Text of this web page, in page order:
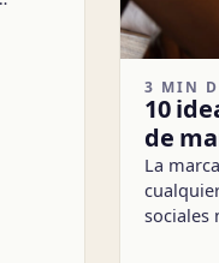
3 MIN
10
de
La
sociales